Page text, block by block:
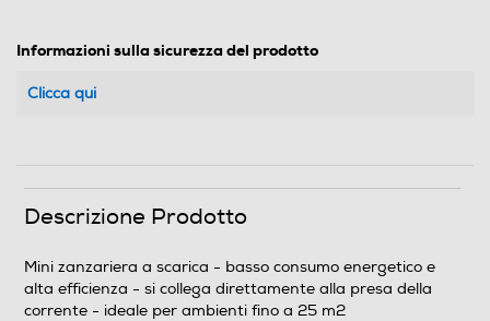
Informazioni sulla sicurezza del prodotto
Clicca qui
Descrizione Prodotto
Mini zanzariera a scarica - basso consumo energetico e
alta efficienza - si collega direttamente alla presa della
corrente - ideale per ambienti fino a 25 m2